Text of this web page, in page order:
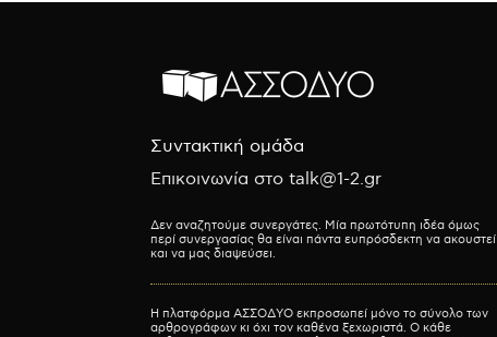
Συντακτική ομάδα
Επικοινωνία στο talk@1-2.gr
Δεν αναζητούμε συνεργάτες. Μία πρωτότυπη ιδέα όμως
περί συνεργασίας θα είναι πάντα ευπρόσδεκτη να ακουστεί
και να μας διαψεύσει.
Η πλατφόρμα ΑΣΣΟΔΥΟ εκπροσωπεί μόνο το σύνολο των
αρθρογράφων κι όχι τον καθένα ξεχωριστά. Ο κάθε